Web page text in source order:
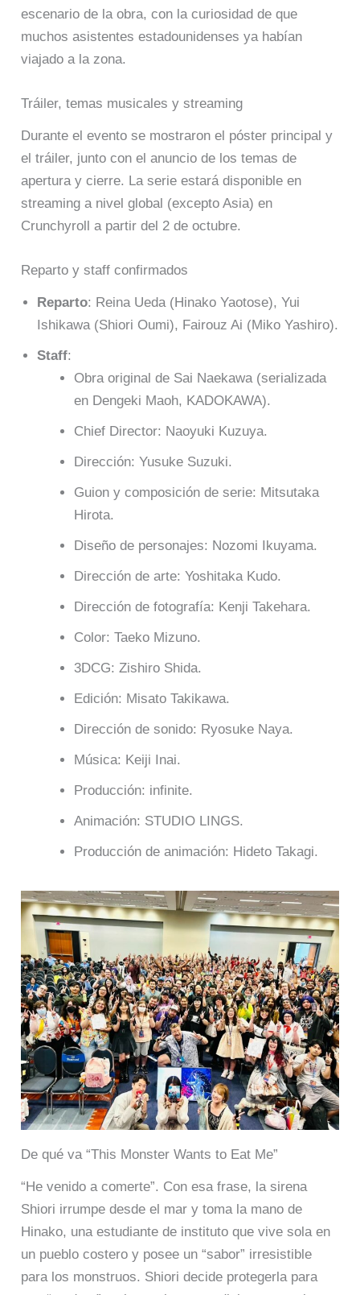
escenario de la obra, con la curiosidad de que
muchos asistentes estadounidenses ya habían
viajado a la zona.
Tráiler, temas musicales y streaming
Durante el evento se mostraron el póster principal y
el tráiler, junto con el anuncio de los temas de
apertura y cierre. La serie estará disponible en
streaming a nivel global (excepto Asia) en
Crunchyroll a partir del 2 de octubre.
Reparto y staff confirmados
Reparto: Reina Ueda (Hinako Yaotose), Yui
Ishikawa (Shiori Oumi), Fairouz Ai (Miko Yashiro).
Staff:
Obra original de Sai Naekawa (serializada
en Dengeki Maoh, KADOKAWA).
Chief Director: Naoyuki Kuzuya.
Dirección: Yusuke Suzuki.
Guion y composición de serie: Mitsutaka
Hirota.
Diseño de personajes: Nozomi Ikuyama.
Dirección de arte: Yoshitaka Kudo.
Dirección de fotografía: Kenji Takehara.
Color: Taeko Mizuno.
3DCG: Zishiro Shida.
Edición: Misato Takikawa.
Dirección de sonido: Ryosuke Naya.
Música: Keiji Inai.
Producción: infinite.
Animación: STUDIO LINGS.
Producción de animación: Hideto Takagi.
De qué va “This Monster Wants to Eat Me”
“He venido a comerte”. Con esa frase, la sirena
Shiori irrumpe desde el mar y toma la mano de
Hinako, una estudiante de instituto que vive sola en
un pueblo costero y posee un “sabor” irresistible
para los monstruos. Shiori decide protegerla para